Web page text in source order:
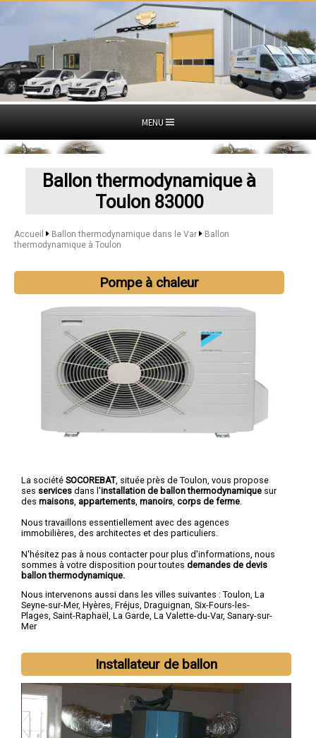
MENU
Ballon thermodynamique à
Toulon 83000
Accueil Ballon thermodynamique dans le Var
Ballon
thermodynamique à Toulon
Pompe à chaleur
La société SOCOREBAT, située près de Toulon, vous propose
ses services dans l'installation de ballon thermodynamique sur
des maisons appartements manoirs corps de ferme
Nous travaillons essentiellement avec des agences
immobilières, des architectes et des particuliers.
N'hésitez pas à nous contacter pour plus d'informations, nous
sommes à votre disposition pour toutes demandes de devis
ballon thermodynamique.
Nous intervenons aussi dans les villes suivantes : Toulon, La
Seyne-sur-Mer, Hyères, Fréjus, Draguignan, Six-Fours-les-
Plages, Saint-Raphaël , La Garde, La Valette-du-Var, Sanary-sur-
Mer
Installateur de ballon